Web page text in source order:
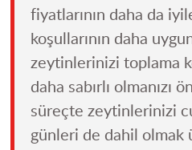
fiyatlarının daha da
koşullarının daha
zeytinlerinizi toplama
daha sabırlı olmanızı
süreçte zeytinlerinizi
günleri de dahil olmak